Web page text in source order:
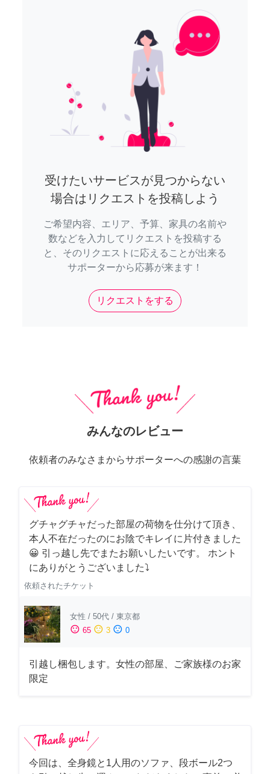
受けたいサービスが見つからない
場合はリクエストを投稿しよう
ご希望内容、エリア、予算、家具の名前や
数などを入力してリクエストを投稿する
と、そのリクエストに応えることが出来る
サポーターから応募が来ます！
リクエストをする
みんなのレビュー
依頼者のみなさまからサポーターへの感謝の言葉
グチャグチャだった部屋の荷物を仕分けて頂き、
本人不在だったのにお陰でキレイに片付きました
😀 引っ越し先でまたお願いしたいです。 ホント
にありがとうございました⤵
依頼されたチケット
女性 / 50代 / 東京都
sentiment_satisfied 65 sentiment_neutral 3 sentiment_dissatisfied 0
引越し梱包します。女性の部屋、ご家族様のお家
限定
今回は、全身鏡と1人用のソファ、段ボール2つ